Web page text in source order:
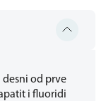
od prve
i fluoridi